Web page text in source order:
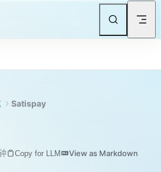
Satispay
Copy for LLM View as Markdown